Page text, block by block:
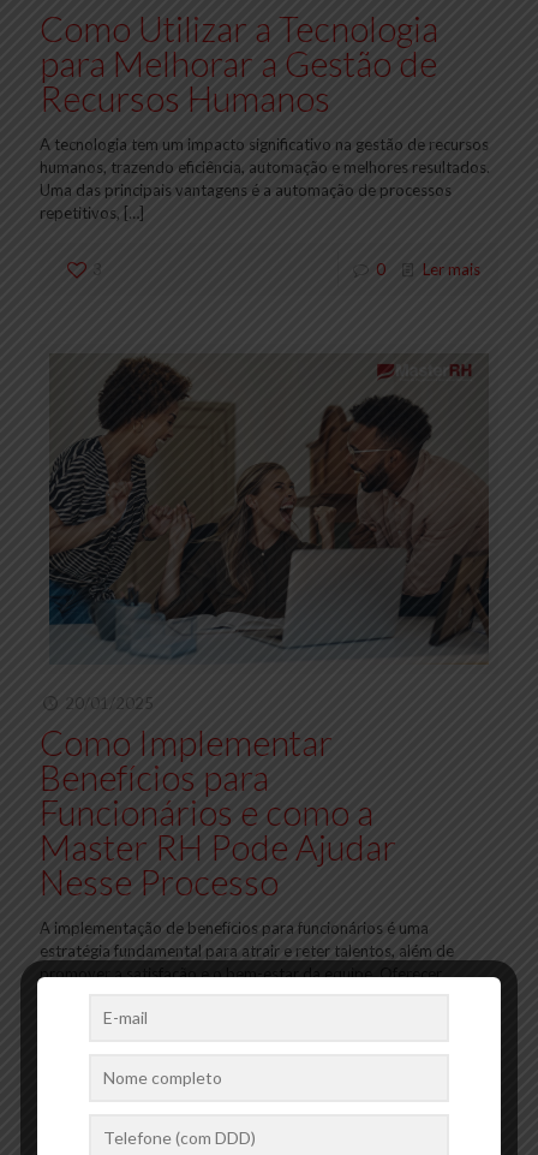
Como Utilizar a Tecnologia
para Melhorar a Gestão de
Recursos Humanos
A tecnologia tem um impacto significativo na gestão de recursos
humanos, trazendo eficiência, automação e melhores resultados.
Uma das principais vantagens é a automação de processos
repetitivos, […]
3 0 Ler mais
20/01/2025
Como Implementar
Benefícios para
Funcionários e como a
Master RH Pode Ajudar
Nesse Processo
A implementação de benefícios para funcionários é uma
estratégia fundamental para atrair e reter talentos, além de
promover a satisfação e o bem-estar da equipe. Oferecer